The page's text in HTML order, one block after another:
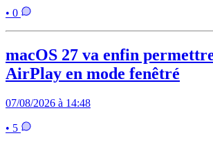
• 0
macOS 27 va enfin
AirPlay en mode fenêtré
07/08/2026 à 14:48
• 5